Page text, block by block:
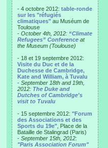
- 4 octobre 2012: table-ronde
sur les "réfugiés
climatiques" au Muséum de
Toulouse
- October 4th, 2012: “Climate
Refugees” Conference at
the Museum (Toulouse)
- 18 et 19 septembre 2012:
Visite du Duc et de la
Duchesse de Cambridge,
Kate and William, à Tuvalu
- September 18th and 19th,
2012: The Duke and
Dutches of Cambridge's
visit to Tuvalu
- 15 septembre 2012: "Forum
des Associations et des
Sports du 19e" , Place de la
Bataille de Stalingrad (Paris)
- September 15th, 2012:
"Paris Association Forum"